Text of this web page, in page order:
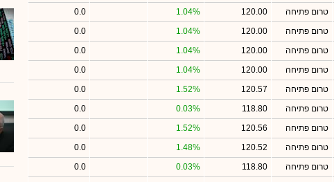
טרום פתיחה 120.00
1.04%
0.0
טרום פתיחה 120.00
1.04%
0.0
טרום פתיחה 120.00
1.04%
0.0
טרום פתיחה 120.00
1.04%
0.0
טרום פתיחה 120.57
1.52%
0.0
טרום פתיחה 118.80
0.03%
0.0
טרום פתיחה 120.56
1.52%
0.0
טרום פתיחה 120.52
1.48%
0.0
טרום פתיחה 118.80
0.03%
0.0